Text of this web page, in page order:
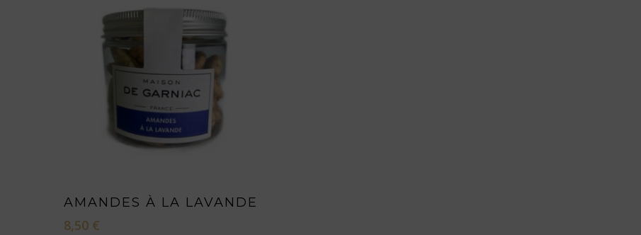
LIRE LA SUITE
AMANDES À LA LAVANDE
8,50 €